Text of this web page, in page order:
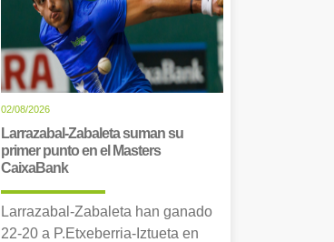
02/08/2026
Larrazabal-Zabaleta suman su
primer punto en el Masters
CaixaBank
Larrazabal-Zabaleta han ganado
22-20 a P.Etxeberria-Iztueta en